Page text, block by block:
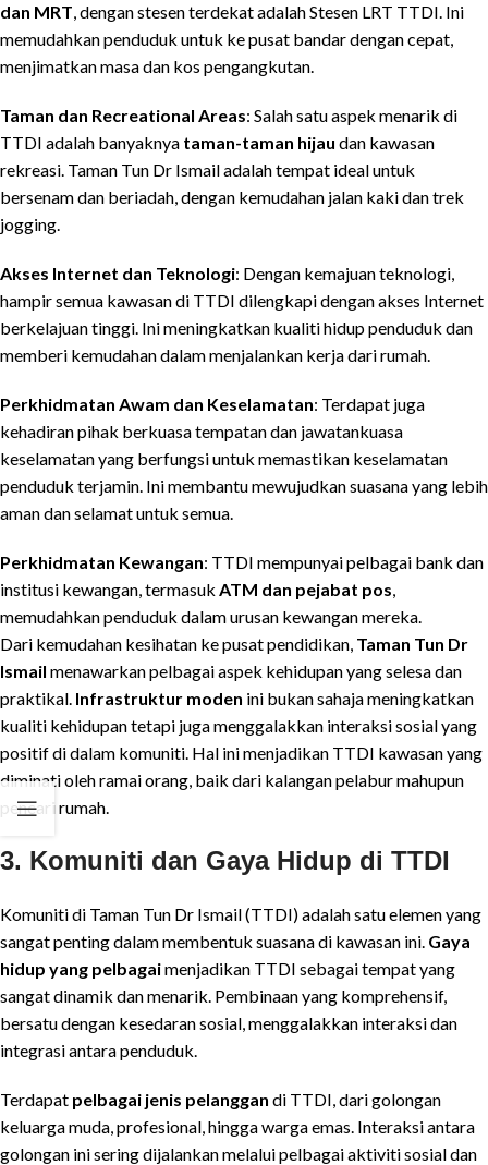
dan MRT , dengan stesen terdekat adalah Stesen LRT TTDI. Ini
memudahkan penduduk untuk ke pusat bandar dengan cepat,
menjimatkan masa dan kos pengangkutan.
Taman dan Recreational Areas: Salah satu aspek menarik di
TTDI adalah banyaknya taman-taman hijau dan kawasan
rekreasi. Taman Tun Dr Ismail adalah tempat ideal untuk
bersenam dan beriadah, dengan kemudahan jalan kaki dan trek
jogging.
Akses Internet dan Teknologi: Dengan kemajuan teknologi,
hampir semua kawasan di TTDI dilengkapi dengan akses Internet
berkelajuan tinggi. Ini meningkatkan kualiti hidup penduduk dan
memberi kemudahan dalam menjalankan kerja dari rumah.
Perkhidmatan Awam dan Keselamatan: Terdapat juga
kehadiran pihak berkuasa tempatan dan jawatankuasa
keselamatan yang berfungsi untuk memastikan keselamatan
penduduk terjamin. Ini membantu mewujudkan suasana yang lebih
aman dan selamat untuk semua.
Perkhidmatan Kewangan: TTDI mempunyai pelbagai bank dan
institusi kewangan, termasuk ATM dan pejabat pos
memudahkan penduduk dalam urusan kewangan mereka.
Dari kemudahan kesihatan ke pusat pendidikan, Taman Tun Dr
Ismail menawarkan pelbagai aspek kehidupan yang selesa dan
praktikal. Infrastruktur moden ini bukan sahaja meningkatkan
kualiti kehidupan tetapi juga menggalakkan interaksi sosial yang
positif di dalam komuniti. Hal ini menjadikan TTDI kawasan yang
diminati oleh ramai orang, baik dari kalangan pelabur mahupun
pencari rumah.
3. Komuniti dan Gaya Hidup di TTDI
Komuniti di Taman Tun Dr Ismail (TTDI) adalah satu elemen yang
sangat penting dalam membentuk suasana di kawasan ini. Gaya
hidup yang pelbagaimenjadikan TTDI sebagai tempat yang
sangat dinamik dan menarik. Pembinaan yang komprehensif,
bersatu dengan kesedaran sosial, menggalakkan interaksi dan
integrasi antara penduduk.
Terdapat pelbagai jenis pelanggan di TTDI, dari golongan
keluarga muda, profesional, hingga warga emas. Interaksi antara
golongan ini sering dijalankan melalui pelbagai aktiviti sosial dan